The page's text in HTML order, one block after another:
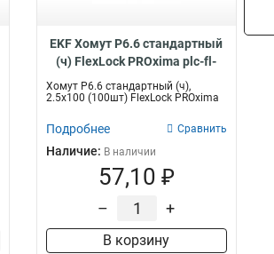
EKF Хомут P6.6 стандартный
(ч) FlexLock PROxima plc-fl-
ctsb-2.5x100
Хомут P6.6 стандартный (ч),
2.5x100 (100шт) FlexLock PROxima
Подробнее Сравнить
Наличие: В наличии
57,10 ₽
– +
В корзину